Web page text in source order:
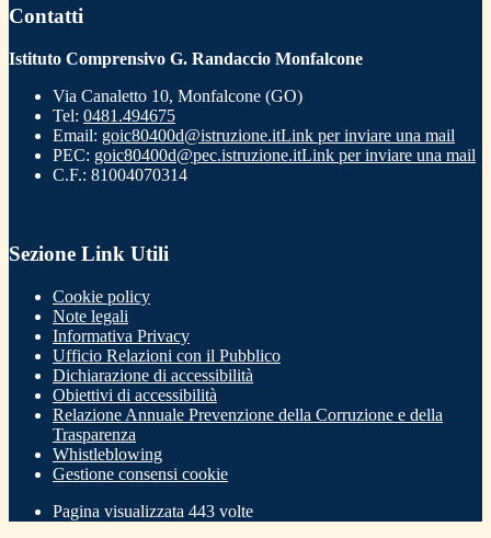
Contatti
Istituto Comprensivo G. Randaccio Monfalcone
Via Canaletto 10, Monfalcone (GO)
Tel: 0481.494675
Email: goic80400d@istruzione.itLink per inviare una mail
PEC: goic80400d@pec.istruzione.itLink per inviare una mail
C.F.: 81004070314
Sezione Link Utili
Cookie policy
Note legali
Informativa Privacy
Ufficio Relazioni con il Pubblico
Dichiarazione di accessibilità
Obiettivi di accessibilità
Relazione Annuale Prevenzione della Corruzione e della
Trasparenza
Whistleblowing
Gestione consensi cookie
Pagina visualizzata 443 volte